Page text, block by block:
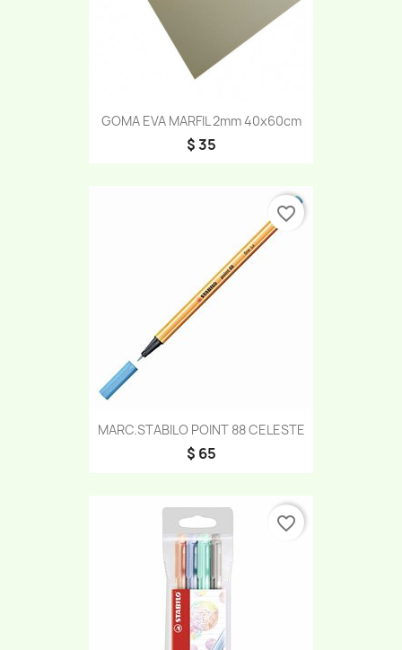
GOMA EVA MARFIL 2mm 40x60cm
$ 35
MARC.STABILO POINT 88 CELESTE
$ 65
favorite_border
favorite_border